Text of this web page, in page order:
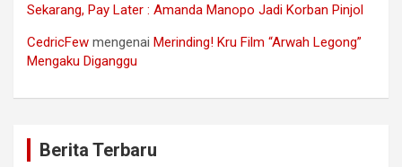
Sekarang, Pay Later : Amanda Manopo Jadi Korban Pinjol
CedricFew mengenai Merinding! Kru Film “Arwah Legong”
Mengaku Diganggu
Berita Terbaru